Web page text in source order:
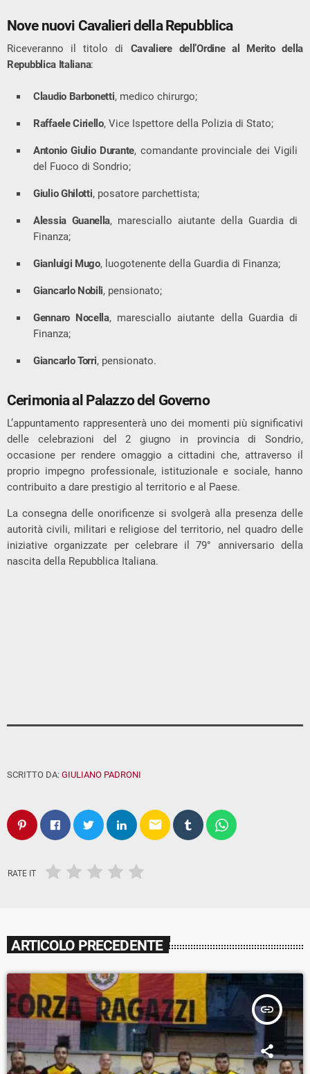
Nove nuovi Cavalieri della Repubblica
Riceveranno il titolo di Cavaliere dell’Ordine al Merito della
Repubblica Italiana:
Claudio Barbonetti, medico chirurgo;
Raffaele Ciriello, Vice Ispettore della Polizia di Stato;
Antonio Giulio Durante, comandante provinciale dei Vigili
del Fuoco di Sondrio;
Giulio Ghilotti, posatore parchettista;
Alessia Guanella, maresciallo aiutante della Guardia di
Finanza;
Gianluigi Mugo, luogotenente della Guardia di Finanza;
Giancarlo Nobili, pensionato;
Gennaro Nocella, maresciallo aiutante della Guardia di
Finanza;
Giancarlo Torri, pensionato.
Cerimonia al Palazzo del Governo
L’appuntamento rappresenterà uno dei momenti più significativi
delle celebrazioni del 2 giugno in provincia di Sondrio,
occasione per rendere omaggio a cittadini che, attraverso il
proprio impegno professionale, istituzionale e sociale, hanno
contribuito a dare prestigio al territorio e al Paese.
La consegna delle onorificenze si svolgerà alla presenza delle
autorità civili, militari e religiose del territorio, nel quadro delle
iniziative organizzate per celebrare il 79° anniversario della
nascita della Repubblica Italiana.
SCRITTO DA: GIULIANO PADRONI
email
RATE IT
ARTICOLO PRECEDENTE
insert_link